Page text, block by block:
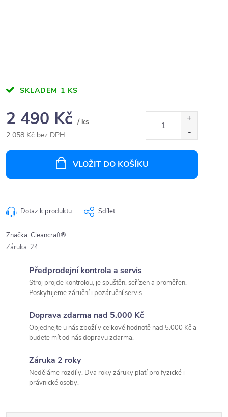
SKLADEM 1 KS
2 490 Kč / ks
2 058 Kč bez DPH
VLOŽIT DO KOŠÍKU
Dotaz k produktu Sdílet
Značka:Cleancraft®
Záruka: 24
Předprodejní kontrola a servis
Stroj projde kontrolou, je spuštěn, seřízen a proměřen.
Poskytujeme záruční i pozáruční servis.
Doprava zdarma nad 5.000 Kč
Objednejte u nás zboží v celkové hodnotě nad 5.000 Kč a
budete mít od nás dopravu zdarma.
Záruka 2 roky
Neděláme rozdíly. Dva roky záruky platí pro fyzické i
právnické osoby.